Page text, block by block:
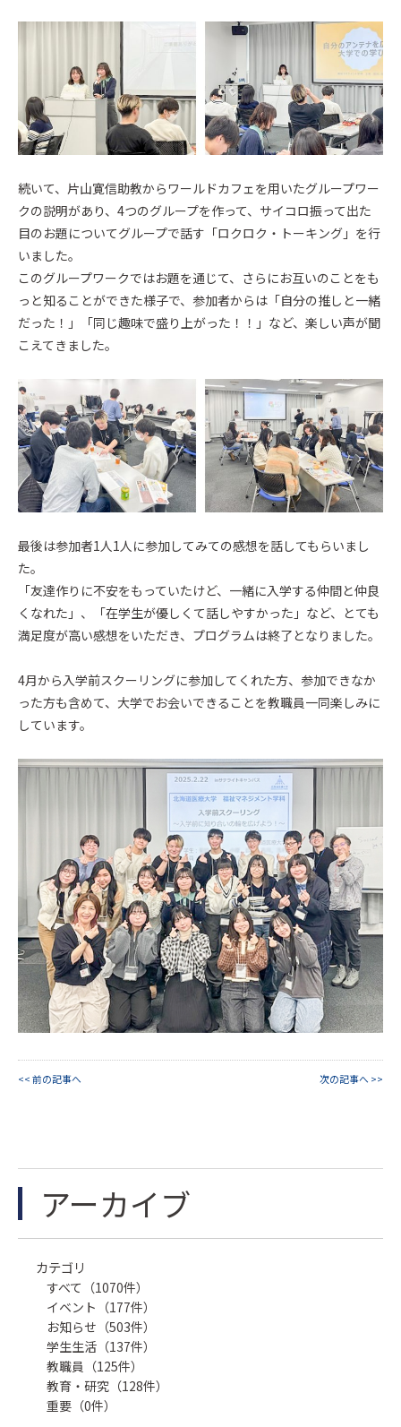
続いて、片山寛信助教からワールドカフェを用いたグループワー
クの説明があり、4つのグループを作って、サイコロ振って出た
目のお題についてグループで話す「ロクロク・トーキング」を行
いました。
このグループワークではお題を通じて、さらにお互いのことをも
っと知ることができた様子で、参加者からは「自分の推しと一緒
だった！」「同じ趣味で盛り上がった！！」など、楽しい声が聞
こえてきました。
最後は参加者1人1人に参加してみての感想を話してもらいまし
た。
「友達作りに不安をもっていたけど、一緒に入学する仲間と仲良
くなれた」、「在学生が優しくて話しやすかった」など、とても
満足度が高い感想をいただき、プログラムは終了となりました。
4月から入学前スクーリングに参加してくれた方、参加できなか
った方も含めて、大学でお会いできることを教職員一同楽しみに
しています。
<< 前の記事へ 次の記事へ >>
アーカイブ
カテゴリ
すべて（1070件）
イベント（177件）
お知らせ（503件）
学生生活（137件）
教職員（125件）
教育・研究（128件）
重要（0件）